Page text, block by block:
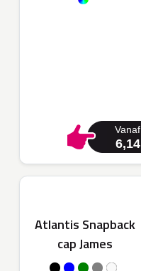
Vanaf
6,14
Atlantis Snapback
cap James